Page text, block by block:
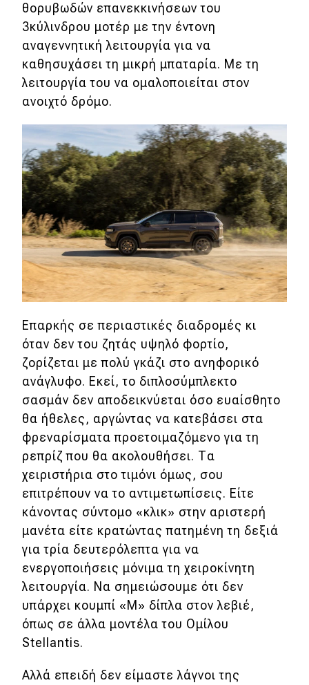
θορυβωδών επανεκκινήσεων του
3κύλινδρου μοτέρ με την έντονη
αναγεννητική λειτουργία για να
καθησυχάσει τη μικρή μπαταρία. Με τη
λειτουργία του να ομαλοποιείται στον
ανοιχτό δρόμο.
Επαρκής σε περιαστικές διαδρομές κι
όταν δεν του ζητάς υψηλό φορτίο,
ζορίζεται με πολύ γκάζι στο ανηφορικό
ανάγλυφο. Εκεί, το διπλοσύμπλεκτο
σασμάν δεν αποδεικνύεται όσο ευαίσθητο
θα ήθελες, αργώντας να κατεβάσει στα
φρεναρίσματα προετοιμαζόμενο για τη
ρεπρίζ που θα ακολουθήσει. Τα
χειριστήρια στο τιμόνι όμως, σου
επιτρέπουν να το αντιμετωπίσεις. Είτε
κάνοντας σύντομο «κλικ» στην αριστερή
μανέτα είτε κρατώντας πατημένη τη δεξιά
για τρία δευτερόλεπτα για να
ενεργοποιήσεις μόνιμα τη χειροκίνητη
λειτουργία. Να σημειώσουμε ότι δεν
υπάρχει κουμπί «M» δίπλα στον λεβιέ,
όπως σε άλλα μοντέλα του Ομίλου
Stellantis.
Αλλά επειδή δεν είμαστε λάγνοι της